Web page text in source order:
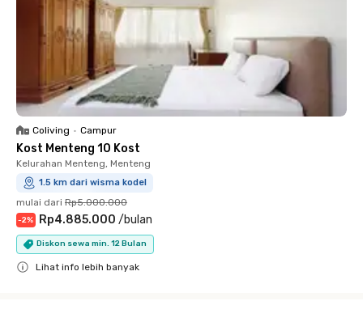
Coliving • Campur
Kost Menteng 10 Kost
Kelurahan Menteng, Menteng
1.5 km dari wisma kodel
mulai dari Rp5.000.000
-2% Rp4.885.000 /bulan
Diskon sewa min. 12 Bulan
Lihat info lebih banyak